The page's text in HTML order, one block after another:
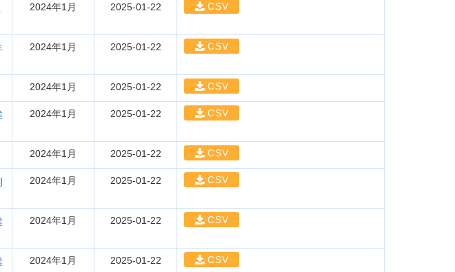
2024年1月 2025-01-22 CSV
2024年1月 2025-01-22 CSV
2024年1月 2025-01-22 CSV
2024年1月 2025-01-22 CSV
2024年1月 2025-01-22 CSV
2024年1月 2025-01-22 CSV
2024年1月 2025-01-22 CSV
2024年1月 2025-01-22 CSV